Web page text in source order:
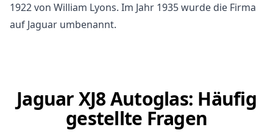
1922 von William Lyons. Im Jahr 1935 wurde die Firma
auf Jaguar umbenannt.
Jaguar XJ8 Autoglas: Häufig
gestellte Fragen